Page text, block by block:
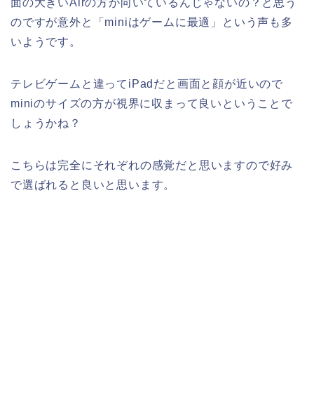
のですが意外と「miniはゲームに最適」という声も多
いようです。
テレビゲームと違ってiPadだと画面と顔が近いので
miniのサイズの方が視界に収まって良いということで
しょうかね？
こちらは完全にそれぞれの感覚だと思いますので好み
で選ばれると良いと思います。